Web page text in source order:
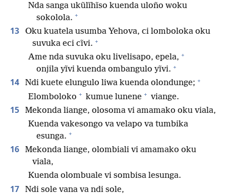
Nda sanga ukũlĩhĩso kuenda uloño woku
sokolola. +
13
Oku kuatela usumba Yehova, ci lomboloka oku
suvuka eci cĩvi. +
Ame nda suvuka oku livelisapo, epela, +
onjila yĩvi kuenda ombangulo yĩvi. +
14 Ndi kuete elungulo liwa kuenda olondunge; +
Elomboloko + kumue lunene + viange.
15
Mekonda liange, olosoma vi amamako oku viala,
Kuenda vakesongo va velapo va tumbika
esunga. +
16
Mekonda liange, olombiali vi amamako oku
viala,
Kuenda olombuale vi sombisa lesunga.
17
Ndi sole vana va ndi sole,